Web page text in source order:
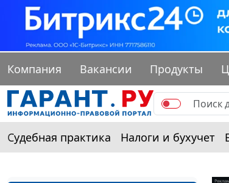
Компания Вакансии Продукты
Судебная практика Налоги и бухучет